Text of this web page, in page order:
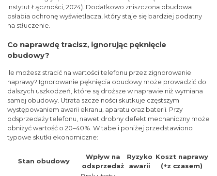
Instytut Łączności, 2024). Dodatkowo zniszczona obudowa
osłabia ochronę wyświetlacza, który staje się bardziej podatny
na stłuczenie.
Co naprawdę tracisz, ignorując pęknięcie
obudowy?
Ile możesz stracić na wartości telefonu przez zignorowanie
naprawy? Ignorowanie pęknięcia obudowy może prowadzić do
dalszych uszkodzeń, które są droższe w naprawie niż wymiana
samej obudowy. Utrata szczelności skutkuje częstszym
występowaniem awarii ekranu, aparatu oraz baterii. Przy
odsprzedaży telefonu, nawet drobny defekt mechaniczny może
obniżyć wartość o 20–40%. W tabeli poniżej przedstawiono
typowe skutki ekonomiczne:
Stan obudowy
Wpływ na
odsprzedaż
Ryzyko
awarii
Koszt naprawy
(+z czasem)